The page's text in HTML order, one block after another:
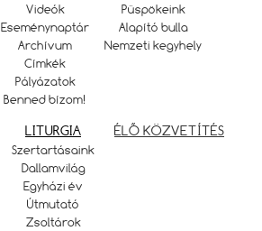
Videók
Eseménynaptár
Archívum
Címkék
Pályázatok
Benned bízom!
Püspökeink
Alapító bulla
Nemzeti kegyhely
LITURGIA
Szertartásaink
Dallamvilág
Egyházi év
Útmutató
Zsoltárok
ÉLŐ KÖZVETÍTÉS